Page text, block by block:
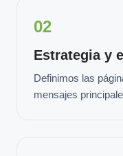
02
Estrategia y
Definimos las
mensajes